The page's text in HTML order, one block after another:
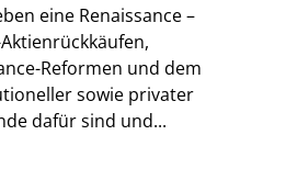
eine Renaissance –
Reformen und dem
sowie privater
dafür sind und...